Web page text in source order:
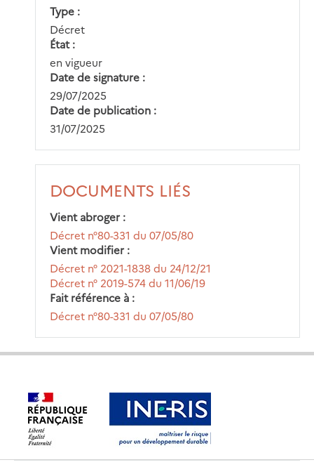
Type
Décret
État
en vigueur
Date de signature
29/07/2025
Date de publication
31/07/2025
DOCUMENTS LIÉS
Vient abroger
Décret n°80-331 du 07/05/80
Vient modifier
Décret n° 2021-1838 du 24/12/21
Décret n° 2019-574 du 11/06/19
Fait référence à
Décret n°80-331 du 07/05/80